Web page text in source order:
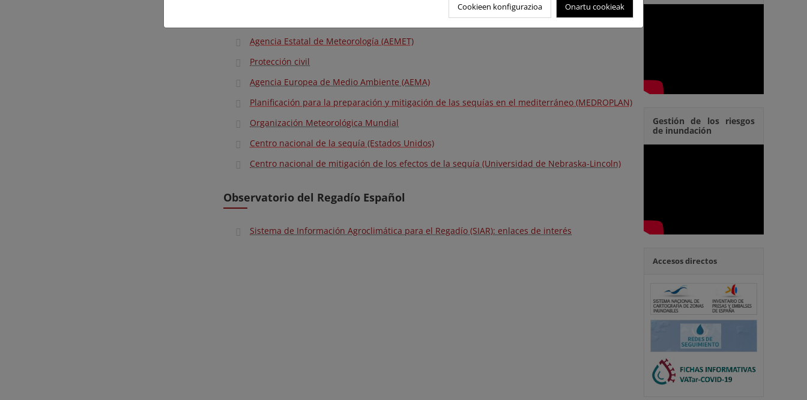
Agencia Estatal de Meteorología (AEMET)
Protección civil
Agencia Europea de Medio Ambiente (AEMA)
Planificación para la preparación y mitigación de las sequías en el mediterráneo (MEDROPLAN)
Organización Meteorológica Mundial
Centro nacional de la sequía (Estados Unidos)
Centro nacional de mitigación de los efectos de la sequía (Universidad de Nebraska-Lincoln)
Observatorio del Regadío Español
Sistema de Información Agroclimática para el Regadío (SIAR): enlaces de interés
Gestión de los riesgos
de inundación
Accesos directos
Cookieen konfigurazioa Onartu cookieak